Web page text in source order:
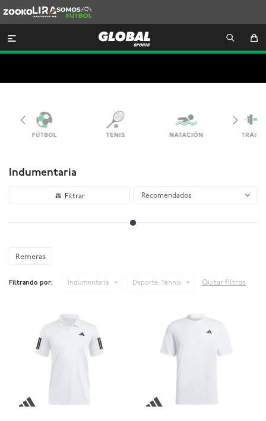
Lira
Somos
Futbol

Indumentaria
Recomendados
Remeras
Filtrando por: Indumentaria Deporte: Tennis Quitar filtros